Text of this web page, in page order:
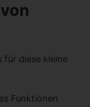
für diese kleine
Funktionen